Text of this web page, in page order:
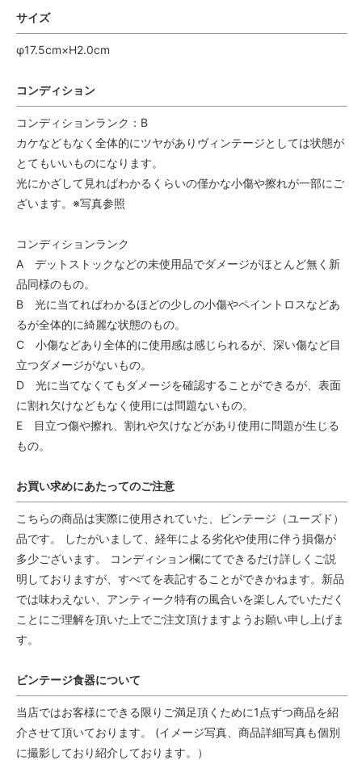
サイズ
φ17.5cm×H2.0cm
コンディション
コンディションランク：B
カケなどもなく全体的にツヤがありヴィンテージとしては状態が
とてもいいものになります。
光にかざして見ればわかるくらいの僅かな小傷や擦れが一部にご
ざいます。※写真参照
コンディションランク
A デットストックなどの未使用品でダメージがほとんど無く新
品同様のもの。
B 光に当てればわかるほどの少しの小傷やペイントロスなどあ
るが全体的に綺麗な状態のもの。
C 小傷などあり全体的に使用感は感じられるが、深い傷など目
立つダメージがないもの。
D 光に当てなくてもダメージを確認することができるが、表面
に割れ欠けなどもなく使用には問題ないもの。
E 目立つ傷や擦れ、割れや欠けなどがあり使用に問題が生じる
もの。
お買い求めにあたってのご注意
こちらの商品は実際に使用されていた、ビンテージ（ユーズド）
品です。 したがいまして、経年による劣化や使用に伴う損傷が
多少ございます。 コンディション欄にてできるだけ詳しくご説
明しておりますが、すべてを表記することができかねます。新品
では味わえない、アンティーク特有の風合いを楽しんでいただく
ことにご理解を頂いた上でご注文頂けますようお願い申し上げま
す。
ビンテージ食器について
当店ではお客様にできる限りご満足頂くために1点ずつ商品を紹
介させて頂いております。 (イメージ写真、商品詳細写真も個別
に撮影しており紹介しております。）